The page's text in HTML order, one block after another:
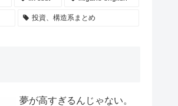
投資、構造系まとめ
夢が高すぎるんじゃない。